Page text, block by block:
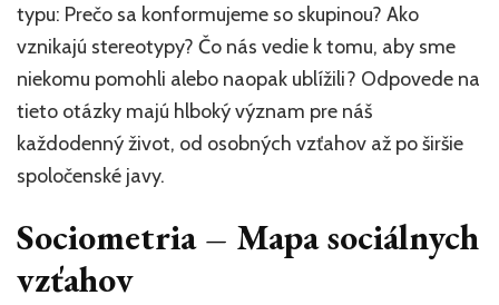
typu: Prečo sa konformujeme so skupinou? Ako
vznikajú stereotypy? Čo nás vedie k tomu, aby sme
niekomu pomohli alebo naopak ublížili? Odpovede na
tieto otázky majú hlboký význam pre náš
každodenný život, od osobných vzťahov až po širšie
spoločenské javy.
Sociometria – Mapa sociálnych
vzťahov